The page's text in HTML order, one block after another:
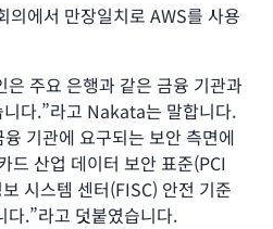
에서 만장일치로 AWS를 사용
주요 은행과 같은 금융 기관과
다.”라고 Nakata는 말합니다.
기관에 요구되는 보안 측면에
드 산업 데이터 보안 표준(PCI
시스템 센터(FISC) 안전 기준
다.”라고 덧붙였습니다.